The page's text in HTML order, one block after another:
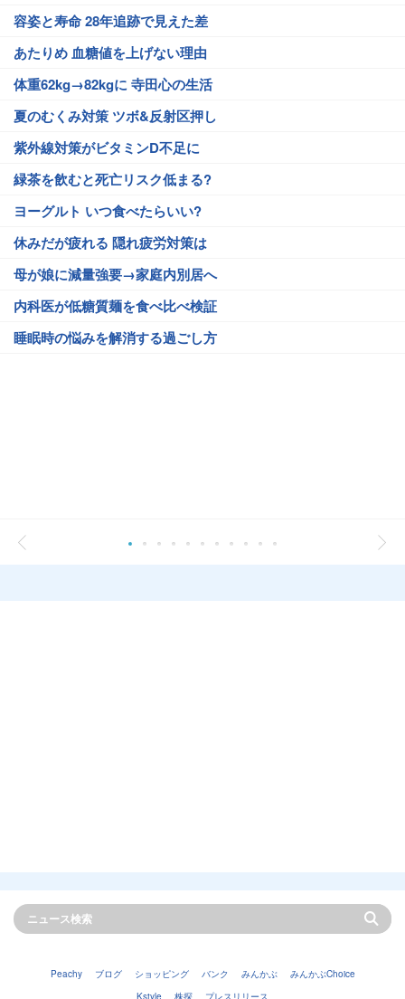
容姿と寿命 28年追跡で見えた差
あたりめ 血糖値を上げない理由
体重62kg→82kgに 寺田心の生活
夏のむくみ対策 ツボ&反射区押し
紫外線対策がビタミンD不足に
緑茶を飲むと死亡リスク低まる?
ヨーグルト いつ食べたらいい?
休みだが疲れる 隠れ疲労対策は
母が娘に減量強要→家庭内別居へ
内科医が低糖質麺を食べ比べ検証
睡眠時の悩みを解消する過ごし方
Peachy ブログ ショッピング バンク みんかぶ
みんかぶChoice